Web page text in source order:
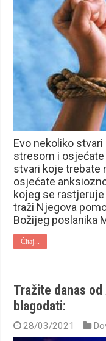
Evo nekoliko
stresom i
stvari koje trebate
osjećate
kojeg se
traži Njegova
Božijeg poslanika
Čitaj...
Tražite danas
blagodati:
28/03/2021